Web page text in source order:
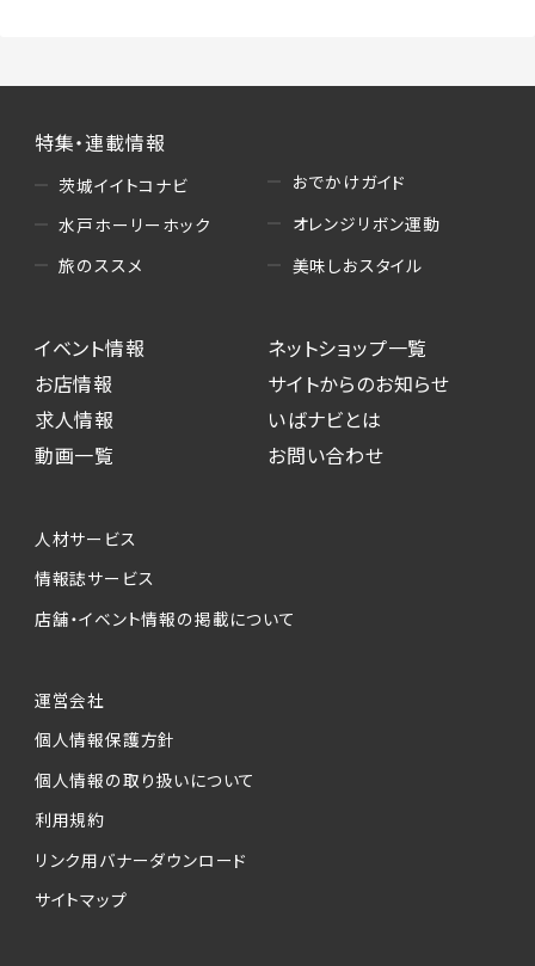
特集・連載情報
茨城イイトコナビ
水戸ホーリーホック
旅のススメ
おでかけガイド
オレンジリボン運動
美味しおスタイル
イベント情報
お店情報
求人情報
動画一覧
ネットショップ一覧
サイトからのお知らせ
いばナビとは
お問い合わせ
人材サービス
情報誌サービス
店舗・イベント情報の掲載について
運営会社
個人情報保護方針
個人情報の取り扱いについて
利用規約
リンク用バナーダウンロード
サイトマップ